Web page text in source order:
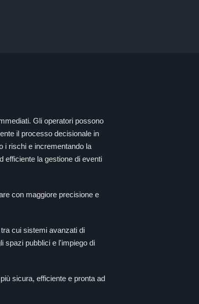
Gli operatori possono
il processo decisionale in
i rischi e incrementando la
efficiente la gestione di eventi
con maggiore precisione e
cui sistemi avanzati di
spazi pubblici e l'impiego di
sicura, efficiente e pronta ad